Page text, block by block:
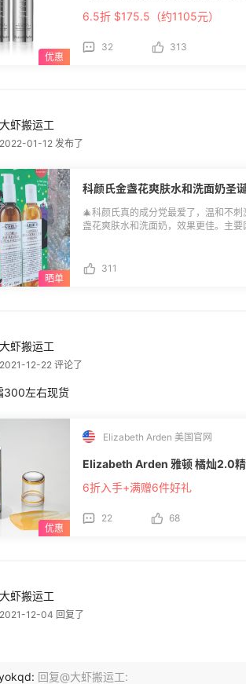
6.5折 $175.5（约1105元）
32 313
大虾搬运工
2022-01-12 发布了
科颜氏金盏花爽肤水和洗面奶圣
🎄科颜氏真的成分党最爱了，温和不
盏花爽肤水和洗面奶，效果更佳。主
兑换礼品卡，要多少换多少 黑五各个
311
大虾搬运工
2021-12-22 评论了
300左右现货
Elizabeth Arden 美国官网
Elizabeth Arden 雅顿 橘灿2.0
6折入手+满赠6件好礼
22 68
大虾搬运工
2021-12-04 回复了
回复@大虾搬运工: